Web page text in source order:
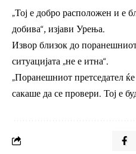
„Тој е добро расположен и е
добива“, изјави Урења.
Извор близок до поранешниот
ситуацијата „не е итна“.
„Поранешниот претседател
сакаше да се провери. Тој е